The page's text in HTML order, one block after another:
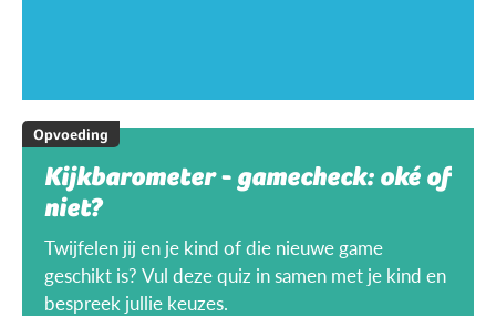
Opvoeding
Kijkbarometer - gamecheck: oké of
niet?
Twijfelen jij en je kind of die nieuwe game
geschikt is? Vul deze quiz in samen met je kind en
bespreek jullie keuzes.